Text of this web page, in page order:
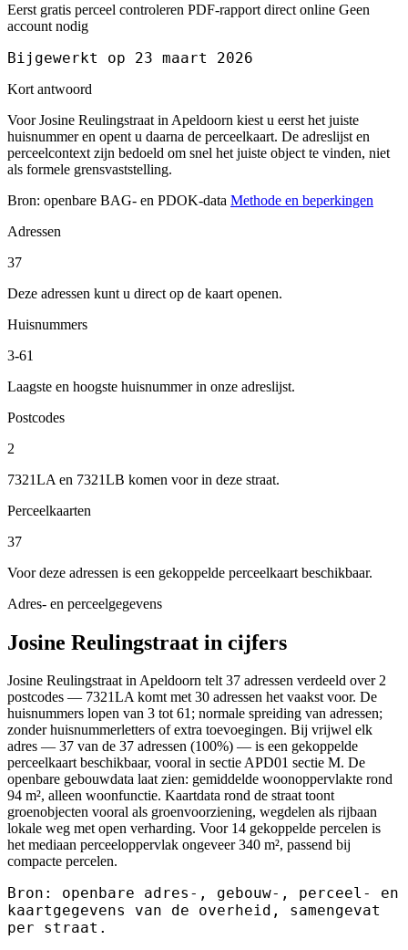
Eerst gratis perceel controleren PDF-rapport direct online Geen
account nodig
Bijgewerkt op 23 maart 2026
Kort antwoord
Voor Josine Reulingstraat in Apeldoorn kiest u eerst het juiste
huisnummer en opent u daarna de perceelkaart. De adreslijst en
perceelcontext zijn bedoeld om snel het juiste object te vinden, niet
als formele grensvaststelling.
Bron: openbare BAG- en PDOK-data Methode en beperkingen
Adressen
37
Deze adressen kunt u direct op de kaart openen.
Huisnummers
3-61
Laagste en hoogste huisnummer in onze adreslijst.
Postcodes
2
7321LA en 7321LB komen voor in deze straat.
Perceelkaarten
37
Voor deze adressen is een gekoppelde perceelkaart beschikbaar.
Adres- en perceelgegevens
Josine Reulingstraat in cijfers
Josine Reulingstraat in Apeldoorn telt 37 adressen verdeeld over 2
postcodes — 7321LA komt met 30 adressen het vaakst voor. De
huisnummers lopen van 3 tot 61; normale spreiding van adressen;
zonder huisnummerletters of extra toevoegingen. Bij vrijwel elk
adres — 37 van de 37 adressen (100%) — is een gekoppelde
perceelkaart beschikbaar, vooral in sectie APD01 sectie M. De
openbare gebouwdata laat zien: gemiddelde woonoppervlakte rond
94 m², alleen woonfunctie. Kaartdata rond de straat toont
groenobjecten vooral als groenvoorziening, wegdelen als rijbaan
lokale weg met open verharding. Voor 14 gekoppelde percelen is
het mediaan perceeloppervlak ongeveer 340 m², passend bij
compacte percelen.
Bron: openbare adres-, gebouw-, perceel- en
kaartgegevens van de overheid, samengevat
per straat.